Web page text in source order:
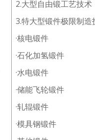
2.大型自由锻工艺技术
3.特大型锻件极限制造
·核电锻件
·石化加氢锻件
·水电锻件
·储能飞轮锻件
·轧辊锻件
·模具钢锻件